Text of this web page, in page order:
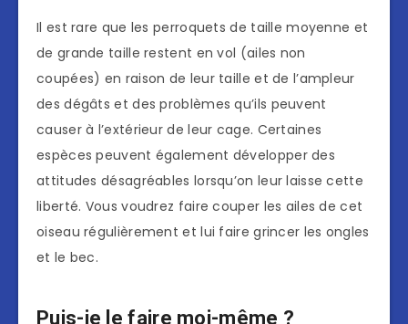
Il est rare que les perroquets de taille moyenne et
de grande taille restent en vol (ailes non
coupées) en raison de leur taille et de l’ampleur
des dégâts et des problèmes qu’ils peuvent
causer à l’extérieur de leur cage. Certaines
espèces peuvent également développer des
attitudes désagréables lorsqu’on leur laisse cette
liberté. Vous voudrez faire couper les ailes de cet
oiseau régulièrement et lui faire grincer les ongles
et le bec.
Puis-je le faire moi-même ?